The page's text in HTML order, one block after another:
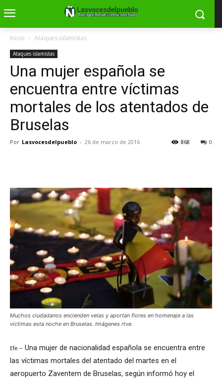
Inicio Ataques islamistas
Ataques islamistas
Una mujer española se
encuentra entre víctimas
mortales de los atentados de
Bruselas
Por Lasvocesdelpueblo - 26 de marzo de 2016 0
868
Muchos ciudadanos encienden velas y aportan flores en homenaje a las
victimas esta noche en Bruselas. Imágenes rtve.
Efe – Una mujer de nacionalidad española se encuentra entre
las víctimas mortales del atentado del martes en el
aeropuerto Zaventem de Bruselas, según informó hoy el